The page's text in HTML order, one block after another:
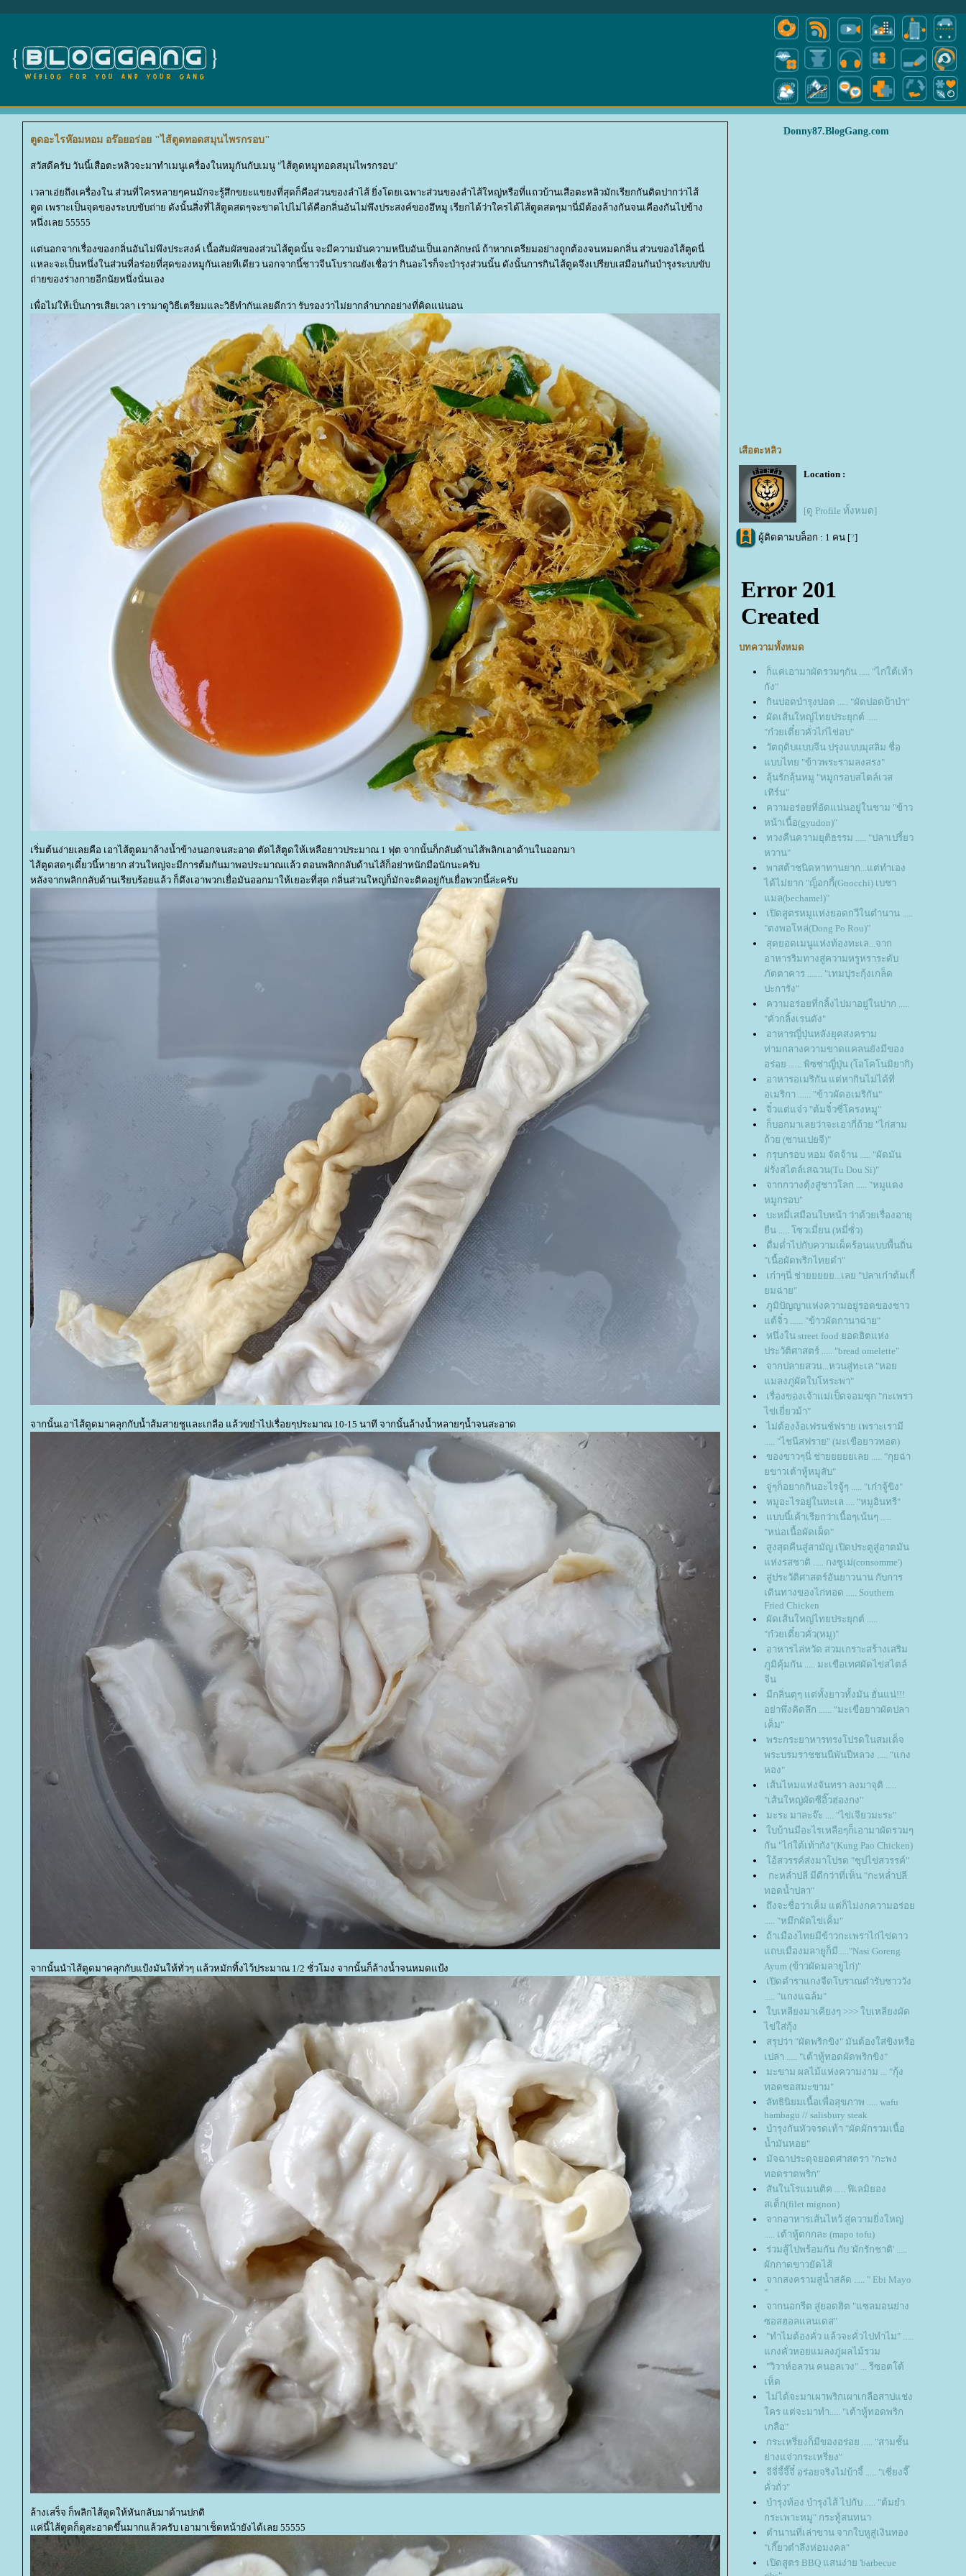
ตูดอะไรห๊อมหอม อร๊อยอร่อย "ไส้ตูดทอดสมุนไพรกรอบ"
สวัสดีครับ วันนี้เสือตะหลิวจะมาทำเมนูเครื่องในหมูกันกับเมนู "ไส้ตูดหมูทอดสมุนไพรกรอบ"
เวลาเอ่ยถึงเครื่องใน ส่วนที่ใครหลายๆคนมักจะรู้สึกขยะแขยงที่สุดก็คือส่วนของลำไส้ ยิ่งโดยเฉพาะส่วนของลำไส้ใหญ่หรือที่แถวบ้านเสือตะหลิวมักเรียกกันติดปากว่าไส้
ตูด เพราะเป็นจุดของระบบขับถ่าย ดังนั้นสิ่งที่ไส้ตูดสดๆจะขาดไปไม่ได้คือกลิ่นอันไม่พึงประสงค์ของอึหมู เรียกได้ว่าใครได้ไส้ตูดสดๆมานี่มีต้องล้างกันจนเคืองกันไปข้าง
หนึ่งเลย 55555
ต่นอกจากเรื่องของกลิ่นอันไม่พึงประสงค์ เนื้อสัมผัสของส่วนไส้ตูดนั้น จะมีความมันความหนึบอันเป็นเอกลักษณ์ ถ้าหากเตรียมอย่างถูกต้องจนหมดกลิ่น ส่วนของไส้ตูดนี่
หละจะเป็นหนึ่งในส่วนที่อร่อยที่สุดของหมูกันเลยทีเดียว นอกจากนี้ชาวจีนโบราณยังเชื่อว่า กินอะไรก็จะบำรุงส่วนนั้น ดังนั้นการกินไส้ตูดจึงเปรียบเสมือนกันบำรุงระบบขับ
ถ่ายของร่างกายอีกนัยหนึ่งนั่นเอง
เพื่อไม่ให้เป็นการเสียเวลา เรามาดูวิธีเตรียมและวิธีทำกันเลยดีกว่า รับรองว่าไม่ยากลำบากอย่างที่คิดแน่นอน
เริ่มต้นง่ายเลยคือ เอาไส้ตูดมาล้างน้ำข้างนอกจนสะอาด ตัดไส้ตูดให้เหลือยาวประมาณ 1 ฟุต จากนั้นก็กลับด้านไส้พลิกเอาด้านในออกมา
ไส้ตูดสดๆเดี๋ยวนี้หายาก ส่วนใหญ่จะมีการต้มกันมาพอประมาณแล้ว ตอนพลิกกลับด้านไส้ก็อย่าหนักมือนักนะครับ
หลังจากพลิกกลับด้านเรียบร้อยแล้ว ก็ดึงเอาพวกเยื่อมันออกมาให้เยอะที่สุด กลิ่นส่วนใหญ่ก็มักจะติดอยู่กับเยื่อพวกนี้ล่ะครับ
จากนั้นเอาไส้ตูดมาคลุกกับน้ำส้มสายชูและเกลือ แล้วขยำไปเรื่อยๆประมาณ 10-15 นาที จากนั้นล้างน้ำหลายๆน้ำจนสะอาด
จากนั้นนำไส้ตูดมาคลุกกับแป้งมันให้ทั่วๆ แล้วหมักทิ้งไว้ประมาณ 1/2 ชั่วโมง จากนั้นก็ล้างน้ำจนหมดแป้ง
ล้างเสร็จ ก็พลิกไส้ตูดให้หันกลับมาด้านปกติ
ค่นี้ไส้ตูดก็ดูสะอาดขึ้นมากแล้วครับ เอามาเช็ดหน้ายังได้เลย 55555
Donny87.BlogGang.com
เสือตะหลิว
Location :
[ดู Profile ทั้งหมด]
ผู้ติดตามบล็อก : 1 คน [?]
บทความทั้งหมด
ก็แค่เอามาผัดรวมๆกัน ..... "ไก่ใต้เท้า
กัง"
กินปอดบำรุงปอด ..... "ผัดปอดบ้าบ๋า"
ผัดเส้นใหญ่ไทยประยุกต์ .....
"ก๋วยเตี๋ยวคั่วไก่ไข่อบ"
วัตถุดิบแบบจีน ปรุงแบบมุสลิม ชื่อ
บบไทย "ข้าวพระรามลงสรง"
ลุ้นรักลุ้นหมู "หมูกรอบสไตล์เวส
เทิร์น"
ความอร่อยที่อัดแน่นอยู่ในชาม "ข้าว
หน้าเนื้อ(gyudon)"
ทวงคืนความยุติธรรม ..... "ปลาเปรี้ยว
หวาน"
พาสต้าชนิดหาทานยาก...แต่ทำเอง
ได้ไม่ยาก "ญ็อกกี้(Gnocchi) เบชา
มล(bechamel)"
เปิดสูตรหมูแห่งยอดกวีในตำนาน .....
"ตงพอโหล่(Dong Po Rou)"
สุดยอดเมนูแห่งท้องทะเล...จาก
อาหารริมทางสู่ความหรูหราระดับ
ภัตตาคาร ....... "เทมปุระกุ้งเกล็ด
ปะการัง"
ความอร่อยที่กลิ้งไปมาอยู่ในปาก .....
"คั่วกลิ้งเรนดัง"
อาหารญี่ปุ่นหลังยุคสงคราม
ท่ามกลางความขาดแคลนยังมีของ
อร่อย ...... พิซซ่าญี่ปุ่น (โอโคโนมิยากิ)
อาหารอเมริกัน แต่หากินไม่ได้ที่
อเมริกา ...... "ข้าวผัดอเมริกัน"
จิ๋วแต่แจ๋ว "ต้มจิ๋วซี่โครงหมู"
ก็บอกมาเลยว่าจะเอากี่ถ้วย "ไก่สาม
ถ้วย (ซานเปยจี)"
กรุบกรอบ หอม จัดจ้าน ..... "ผัดมัน
ฝรั่งสไตล์เสฉวน(Tu Dou Si)"
จากกวางตุ้งสู่ชาวโลก ..... "หมูแดง
หมูกรอบ"
บะหมี่เสมือนใบหน้า ว่าด้วยเรื่องอายุ
ืน ..... โซวเมี่ยน (หมี่ซั่ว)
ดื่มด่ำไปกับความเผ็ดร้อนแบบพื้นถิ่น
"เนื้อผัดพริกไทยดำ"
เก๋าๆนี่ ช่ายยยยย...เลย "ปลาเก๋าต้มเกี้
มฉ่าย"
ภูมิปัญญาแห่งความอยู่รอดของชาว
ต้จิ๋ว ...... "ข้าวผัดกานาฉ่าย"
หนึ่งใน street food ยอดฮิตแห่ง
ประวัติศาสตร์ ..... "bread omelette"
จากปลายสวน...หวนสู่ทะเล "หอ
มลงภู่ผัดใบโหระพา"
เรื่องของเจ้าแม่เป็ดจอมซุก "กะเพรา
ไข่เยี่ยวม้า"
ไม่ต้องง้อเฟรนช์ฟราย เพราะเรามี
..... "ไชนีสฟราย" (มะเขือยาวทอด)
ของขาวๆนี่ ช่ายยยยยเลย ..... "กุยฉ่า
ขาวเต้าหู้หมูสับ"
จู่ๆก็อยากกินอะไรจู้ๆ ..... "เก๋าจู้ขิง"
หมูอะไรอยู่ในทะเล .... "หมูอินทรี"
บบนี้เค้าเรียกว่าเนื้อๆเน้นๆ .....
"หน่อเนื้อผัดเผ็ด"
สูงสุดคืนสู่สามัญ เปิดประตูสู่อาตมัน
ห่งรสชาติ ..... กงซูเม่(consomme')
สู่ประวัติศาสตร์อันยาวนาน กับการ
เดินทางของไก่ทอด ..... Southern
Fried Chicken
ผัดเส้นใหญ่ไทยประยุกต์ .....
"ก๋วยเตี๋ยวคั่ว(หมู)"
อาหารไล่หวัด สวมเกราะสร้างเสริม
ภูมิคุ้มกัน ..... มะเขือเทศผัดไข่สไตล์
จีน
มีกลิ่นตุๆ แต่ทั้งยาวทั้งมัน ฮั่นแน่!!!
อย่าพึ่งคิดลึก ...... "มะเขือยาวผัดปลา
เค็ม"
พระกระยาหารทรงโปรดในสมเด็จ
พระบรมราชชนนีพันปีหลวง ..... "แกง
หอง"
เส้นไหมแห่งจันทรา ลงมาจุติ .....
"เส้นใหญ่ผัดซีอิ๊วฮ่องกง"
มะระ มาละจ๊ะ .... "ไข่เจียวมะระ"
บบ้านมีอะไรเหลือๆก็เอามาผัดรวมๆ
กัน "ไก่ใต้เท้ากัง"(Kung Pao Chicken)
อ้สวรรค์ส่งมาโปรด "ซุปไข่สวรรค์"
กะหล่ำปลี มีดีกว่าที่เห็น "กะหล่ำปลี
ทอดน้ำปลา"
ถึงจะชื่อว่าเค็ม แต่ก็ไม่งกความอร่อ
..... "หมึกผัดไข่เค็ม"
ถ้าเมืองไทยมีข้าวกะเพราไก่ไข่ดาว
ถบเมืองมลายูก็มี....."Nasi Goreng
Ayum (ข้าวผัดมลายูไก่)"
เปิดตำราแกงจืดโบราณตำรับชาววัง
..... "แกงแฉล้ม"
บเหลียงมาเคียงๆ >>> ใบเหลียงผัด
ไข่ใส่กุ้ง
สรุปว่า "ผัดพริกขิง" มันต้องใส่ขิงหรือ
เปล่า ..... "เต้าหู้ทอดผัดพริกขิง"
มะขาม ผลไม้แห่งความงาม ... "กุ้ง
ทอดซอสมะขาม"
ลัทธินิยมเนื้อเพื่อสุขภาพ ..... wafu
hambagu // salisbury steak
บำรุงกันหัวจรดเท้า "ผัดผักรวมเนื้อ
น้ำมันหอย"
มัจฉาประดุจยอดศาสตรา "กะพง
ทอดราดพริก"
สันในโรแมนติค ..... ฟิเลมิยอง
สเต็ก(filet mignon)
จากอาหารเส้นไหว้ สู่ความยิ่งใหญ่
..... เต้าหู้ตกกละ (mapo tofu)
ร่วมสู้ไปพร้อมกัน กับ 'ผักรักชาติ' .....
ผักกาดขาวยัดไส้
จากสงครามสู่น้ำสลัด ..... " Ebi Mayo
"
จากนอกรีต สู่ยอดฮิต "แซลมอนย่าง
ซอสฮอลแลนเดส"
"ทำไมต้องคั่ว แล้วจะคั่วไปทำไม" .....
กงคั่วหอยแมลงภู่ผลไม้รวม
"วิวาห์อลวน คนอลเวง" ... รีซอตโต้
เห็ด
ไม่ได้จะมาเผาพริกเผาเกลือสาปแช่ง
คร แต่จะมาทำ..... "เต้าหู้ทอดพริก
เกลือ"
กระเหรี่ยงก็มีของอร่อย ..... "สามชั้น
่างแจ่วกระเหรี่ยง"
จีจี่จี้จี๊จี๋ อร่อยจริงไม่บ้าจี้ ..... "เซี่ยงจี๊
คั่วถั่ว"
บำรุงท้อง บำรุงไส้ ไปกับ ..... "ต้มยำ
กระเพาะหมู" กระทู้สนทนา
ตำนานที่เล่าขาน จากใบหูสู่เงินทอง
"เกี๊ยวตำลึงห่อมงคล"
เปิดสูตร BBQ แสนง่าย 'barbecue